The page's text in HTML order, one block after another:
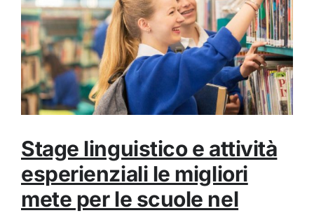
Stage linguistico e attività
esperienziali le migliori
mete per le scuole nel